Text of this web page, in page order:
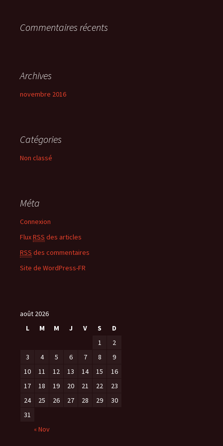
:Commentaires récents
Archives
novembre 2016
Catégories
Non classé
Méta
Connexion
FluxRSS des articles
RSS des commentaires
Site de WordPress-FR
août 2026
L
M M J V S D
« Nov
1
2
3
4 5 6 7 8
9
10
11 12 13 14 15
16
17
18 19 20 21 22
23
24
25 26 27 28 29
30
31